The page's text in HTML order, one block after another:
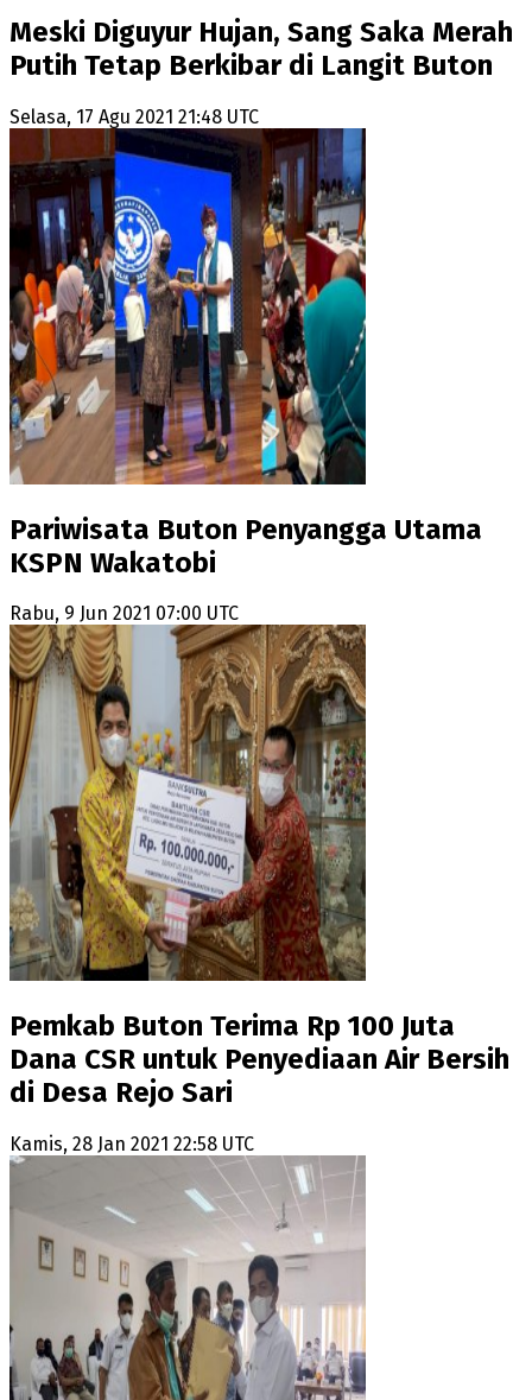
Meski Diguyur Hujan, Sang Saka Merah
Putih Tetap Berkibar di Langit Buton
Selasa, 17 Agu 2021 21:48 UTC
Pariwisata Buton Penyangga Utama
KSPN Wakatobi
Rabu, 9 Jun 2021 07:00 UTC
Pemkab Buton Terima Rp 100 Juta
Dana CSR untuk Penyediaan Air Bersih
di Desa Rejo Sari
Kamis, 28 Jan 2021 22:58 UTC